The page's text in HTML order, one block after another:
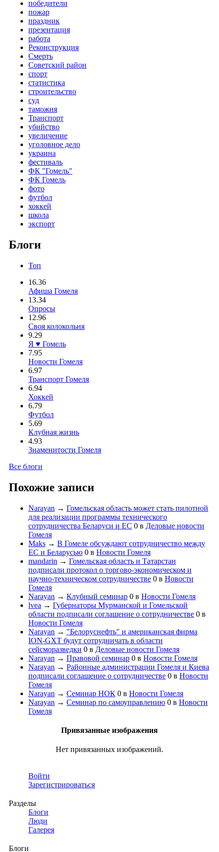
победители
пожар
праздник
презентация
работа
Реконструкция
Смерть
Советский район
спорт
статистика
строительство
суд
таможня
Транспорт
убийство
увеличение
уголовное дело
украина
фестиваль
ФК "Гомель"
ФК Гомель
фото
футбол
хоккей
школа
экспорт
Блоги
Топ
16.36
Афиша Гомеля
13.34
Опросы
12.96
Своя колокольня
9.29
Я ♥ Гомель
7.95
Новости Гомеля
6.97
Транспорт Гомеля
6.94
Хоккей
6.79
Футбол
5.69
Клубная жизнь
4.93
Знаменитости Гомеля
Все блоги
Похожие записи
Narayan → Гомельская область может стать пилотной
для реализации программы технического
сотрудничества Беларуси и ЕС 0 в Деловые новости
Гомеля
Maks → В Гомеле обсуждают сотрудничество между
ЕС и Беларусью 0 в Новости Гомеля
mandarin → Гомельская область и Татарстан
подписали протокол о торгово-экономическом и
научно-техническом сотрудничестве 0 в Новости
Гомеля
Narayan → Клубный семинар 0 в Новости Гомеля
lvea → Губернаторы Мурманской и Гомельской
области подписали соглашение о сотрудничестве 0 в
Новости Гомеля
Narayan → "Белоруснефть" и американская фирма
ION-GXT будут сотрудничать в области
сейсморазведки 0 в Деловые новости Гомеля
Narayan → Правовой семинар 0 в Новости Гомеля
Narayan → Районные администрации Гомеля и Киева
подписали соглашение о сотрудничестве 0 в Новости
Гомеля
Narayan → Семинар НОК 0 в Новости Гомеля
Narayan → Семинар по самоуправлению 0 в Новости
Гомеля
Привязанные изображения
Нет привязанных изображений.
Войти
Зарегистрироваться
Разделы
Блоги
Люди
Галерея
Блоги